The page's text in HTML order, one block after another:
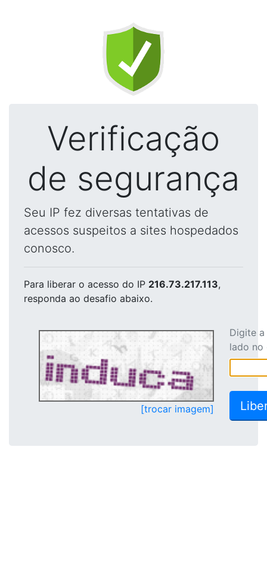
Verificação
de segurança
Seu IP fez diversas tentativas de
acessos suspeitos a sites hospedados
conosco.
Para liberar o acesso do IP 216.73.217.113,
responda ao desafio abaixo.
[trocar imagem]
Digite
lado no